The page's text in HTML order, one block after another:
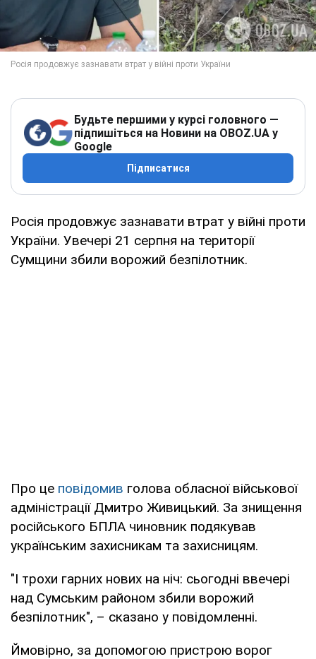
Будьте першими у курсі головного —
підпишіться на Новини на OBOZ.UA у
Google
Підписатися
Росія продовжує зазнавати втрат у війні проти
України. Увечері 21 серпня на території
Сумщини збили ворожий безпілотник.
Про це повідомив голова обласної військової
адміністрації Дмитро Живицький. За знищення
російського БПЛА чиновник подякував
українським захисникам та захисницям.
"І трохи гарних нових на ніч: сьогодні ввечері
над Сумським районом збили ворожий
безпілотник", – сказано у повідомленні.
Ймовірно, за допомогою пристрою ворог